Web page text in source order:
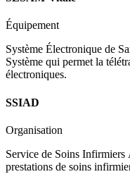
Équipement
Système Électronique de
Système qui permet la
électroniques.
SSIAD
Organisation
Service de Soins
prestations de soins